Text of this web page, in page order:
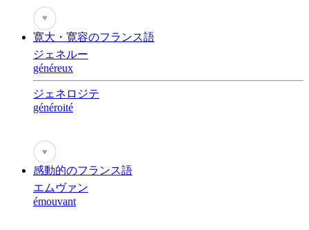
♥
寛大・寛容のフランス語
ジェネルー
généreux
ジェネロジテ
généroité
♥
感動的のフランス語
エムヴァン
émouvant